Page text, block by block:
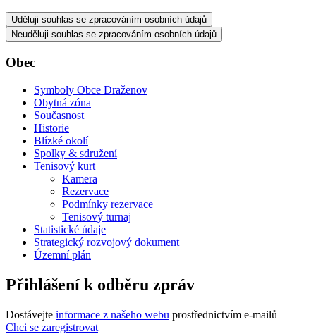
Uděluji souhlas se zpracováním osobních údajů
Neuděluji souhlas se zpracováním osobních údajů
Obec
Symboly Obce Draženov
Obytná zóna
Současnost
Historie
Blízké okolí
Spolky & sdružení
Tenisový kurt
Kamera
Rezervace
Podmínky rezervace
Tenisový turnaj
Statistické údaje
Strategický rozvojový dokument
Územní plán
Přihlášení k odběru zpráv
Dostávejte informace z našeho webu prostřednictvím e-mailů
Chci se zaregistrovat